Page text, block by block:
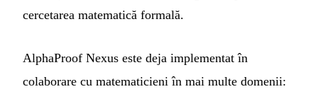
cercetarea matematică formală.
AlphaProof Nexus este deja implementat în
colaborare cu matematicieni în mai multe domenii: